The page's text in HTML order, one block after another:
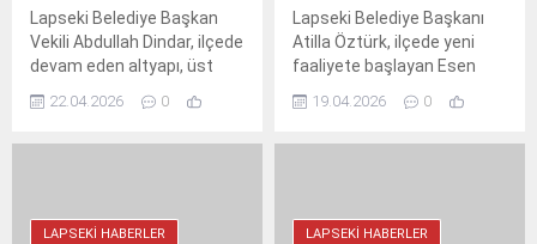
Lapseki Belediye Başkan
Vekili Abdullah Dindar, ilçede
devam eden altyapı, üst
yerinde inceledi. Güzelyalı
hızıyla sürüyor.
22.04.2026 0
Lapseki Belediye Başkanı
Atilla Öztürk, ilçede yeni
faaliyete başlayan Esen
Yerel esnafa destek mesajı
19.04.2026 0
LAPSEKI HABERLER LAPSEKI HABERLER